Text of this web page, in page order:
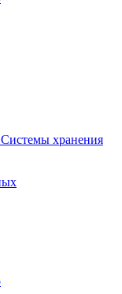
Системы хранения